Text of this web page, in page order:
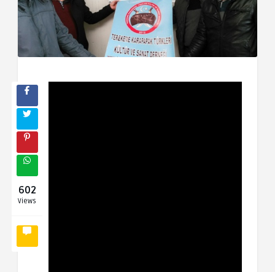
602
Views